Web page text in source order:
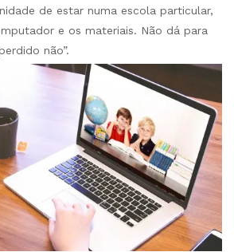
de estar numa escola particular,
e os materiais. Não dá para
não”.